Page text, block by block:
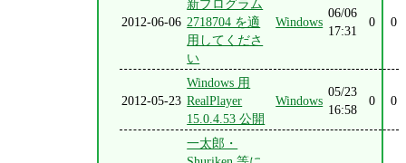
2012-06-06
新プログラム
2718704 を適
用してくださ
い
Windows
06/06
17:31
0 0
2012-05-23
Windows 用
RealPlayer
15.0.4.53 公開
Windows
05/23
16:58
0 0
一太郎・